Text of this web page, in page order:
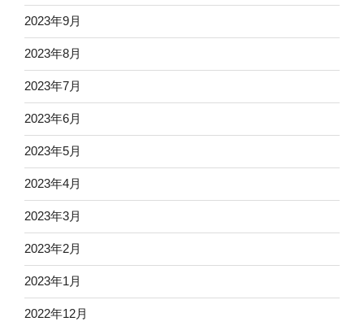
2023年9月
2023年8月
2023年7月
2023年6月
2023年5月
2023年4月
2023年3月
2023年2月
2023年1月
2022年12月